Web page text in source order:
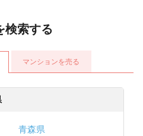
検索する
マンションを売る
青森県